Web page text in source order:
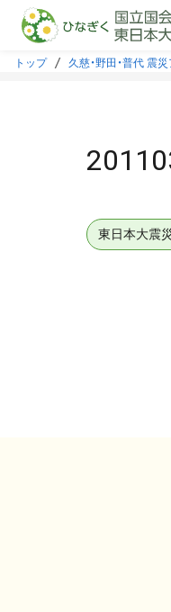
本文に飛ぶ
トップ 久慈・野田・普代 震
東日本大震